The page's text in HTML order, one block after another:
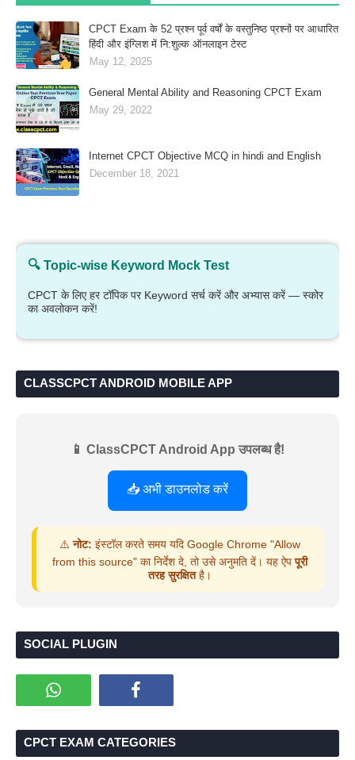
CPCT Exam के 52 प्रश्‍न पूर्व वर्षों के वस्तुनिष्ठ प्रश्नों पर आधारित
हिंदी और इंग्लिश में नि:शुल्क ऑनलाइन टेस्‍ट
May 12, 2025
General Mental Ability and Reasoning CPCT Exam
May 29, 2022
Internet CPCT Objective MCQ in hindi and English
December 18, 2021
🔍 Topic-wise Keyword Mock Test
CPCT के लिए हर टॉपिक पर Keyword सर्च करें और अभ्यास करें — स्कोर
का अवलोकन करें!
CLASSCPCT ANDROID MOBILE APP
📱 ClassCPCT Android App उपलब्ध है!
📥 अभी डाउनलोड करें
⚠️नोट: इंस्टॉल करते समय यदि Google Chrome "Allow
from this source" का निर्देश दे, तो उसे अनुमति दें। यह ऐपपूरी
तरह सुरक्षितहै।
SOCIAL PLUGIN
CPCT EXAM CATEGORIES